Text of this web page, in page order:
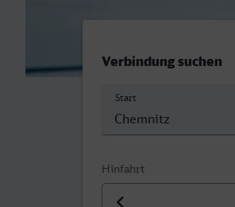
Verbindung suchen
Start
Hinfahrt
Datum der Hinfahrt